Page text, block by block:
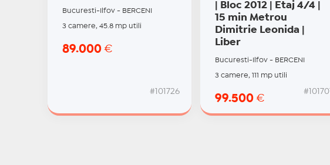
Bucuresti-Ilfov - BERCENI
3 camere, 45.8 mp utili
89.000 €
#101726
| Bloc 2012 | Etaj 4/4 |
15 min Metrou
Dimitrie Leonida |
Liber
Bucuresti-Ilfov - BERCENI
3 camere, 111 mp utili
99.500€
#101701